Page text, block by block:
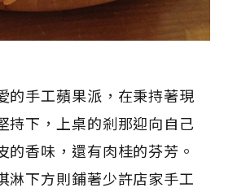
的手工蘋果派，在秉持著現
持下，上桌的剎那迎向自己
的香味，還有肉桂的芬芳。
淋下方則鋪著少許店家手工